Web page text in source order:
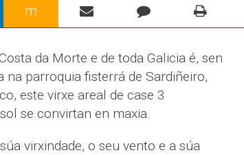
m
da Morte e de toda Galicia é, sen
na parroquia fisterrá de Sardiñeiro,
este virxe areal de case 3
se convirtan en maxia.
virxindade, o seu vento e a súa